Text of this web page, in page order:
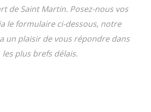
de Saint Martin. Posez-nous vos
le formulaire ci-dessous, notre
un plaisir de vous répondre dans
les plus brefs délais.